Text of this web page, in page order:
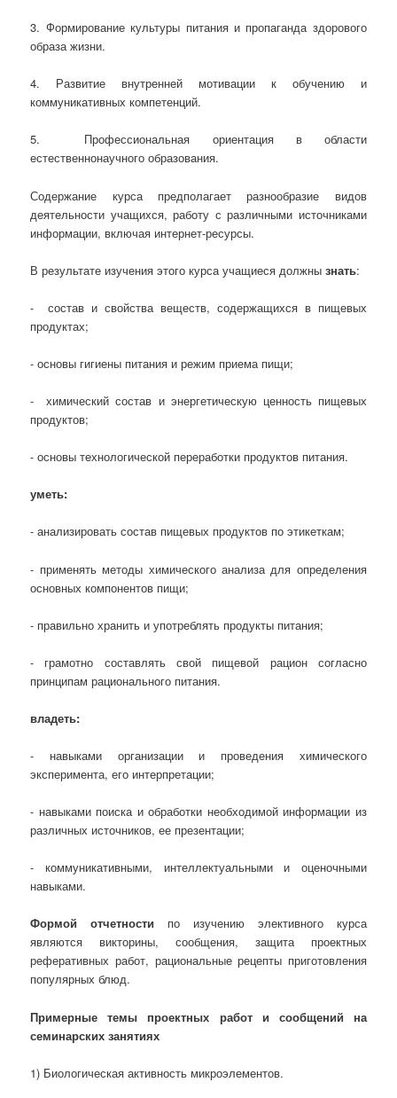
3. Формирование культуры питания и пропаганда здорового
образа жизни.
4. Развитие внутренней мотивации к обучению и
коммуникативных компетенций.
5. Профессиональная ориентация в области
естественнонаучного образования.
Содержание курса предполагает разнообразие видов
деятельности учащихся, работу с различными источниками
информации, включая интернет-ресурсы.
В результате изучения этого курса учащиеся должнызнать:
- состав и свойства веществ, содержащихся в пищевых
продуктах;
- основы гигиены питания и режим приема пищи;
- химический состав и энергетическую ценность пищевых
продуктов;
- основы технологической переработки продуктов питания.
уметь:
- анализировать состав пищевых продуктов по этикеткам;
- применять методы химического анализа для определения
основных компонентов пищи;
- правильно хранить и употреблять продукты питания;
- грамотно составлять свой пищевой рацион согласно
принципам рационального питания.
владеть:
- навыками организации и проведения химического
эксперимента, его интерпретации;
- навыками поиска и обработки необходимой информации из
различных источников, ее презентации;
- коммуникативными, интеллектуальными и оценочными
навыками.
Формой отчетности по изучению элективного курса
являются викторины, сообщения, защита проектных
реферативных работ, рациональные рецепты приготовления
популярных блюд.
Примерные темы проектных работ и сообщений на
семинарских занятиях
1) Биологическая активность микроэлементов.